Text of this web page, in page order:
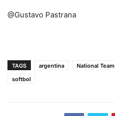
@Gustavo Pastrana
TAGS argentina National Team
softbol